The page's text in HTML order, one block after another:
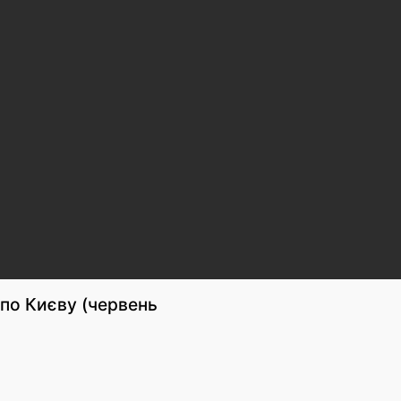
Києву (червень